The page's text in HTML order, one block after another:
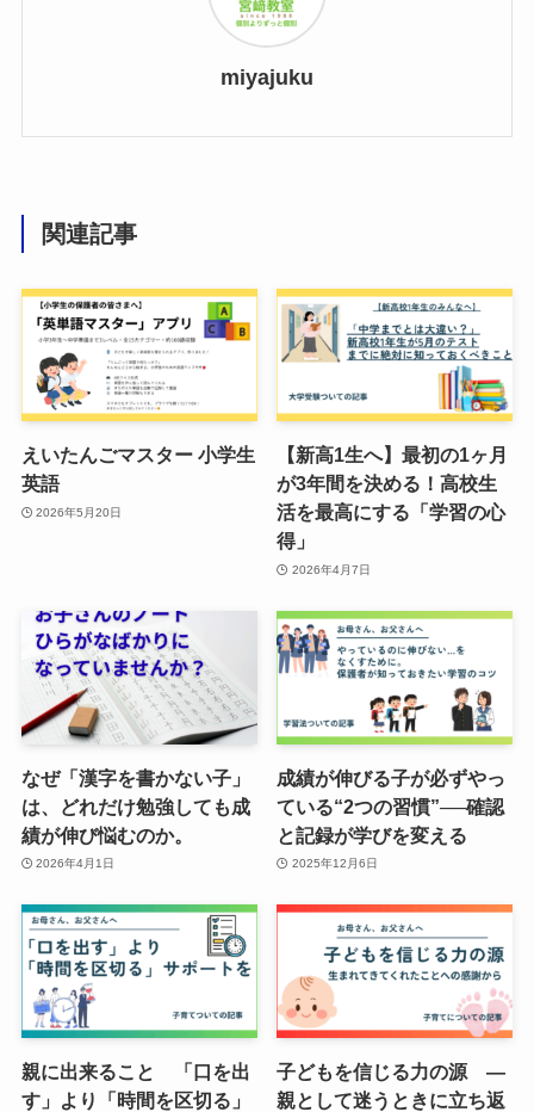
miyajuku
関連記事
えいたんごマスター 小学生
英語
2026年5月20日
【新高1生へ】最初の1ヶ月
が3年間を決める！高校生
活を最高にする「学習の心
得」
2026年4月7日
なぜ「漢字を書かない子」
は、どれだけ勉強しても成
績が伸び悩むのか。
2026年4月1日
成績が伸びる子が必ずやっ
ている“2つの習慣”──確認
と記録が学びを変える
2025年12月6日
親に出来ること 「口を出
す」より「時間を区切る」
子どもを信じる力の源 ―
親として迷うときに立ち返